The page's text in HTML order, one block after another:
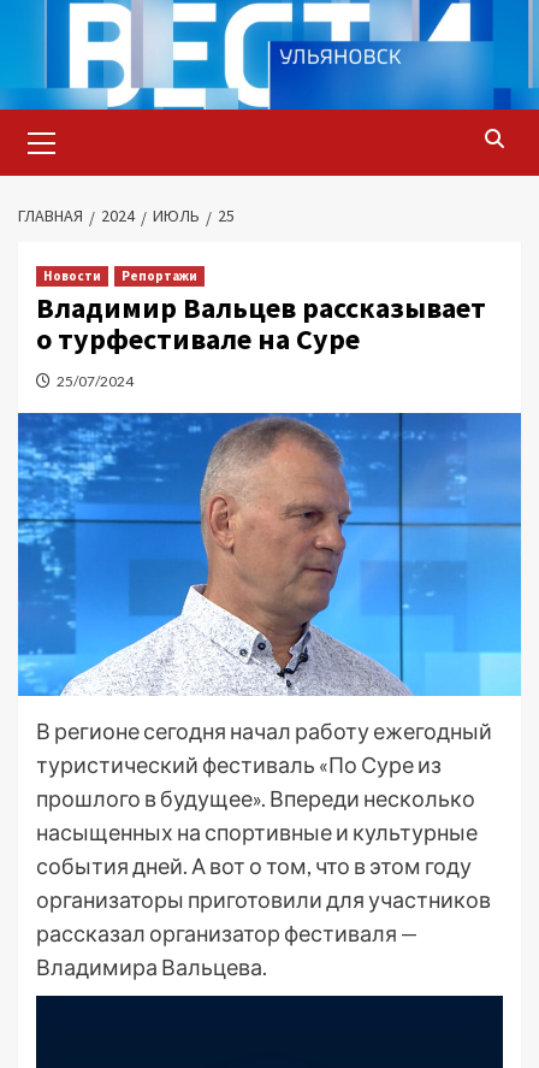
содержимому
меню
ГЛАВНАЯ 2024 ИЮЛЬ 25
Новости Репортажи
Владимир Вальцев рассказывает
о турфестивале на Суре
25/07/2024
В регионе сегодня начал работу ежегодный
туристический фестиваль «По Суре из
прошлого в будущее». Впереди несколько
насыщенных на спортивные и культурные
события дней. А вот о том, что в этом году
организаторы приготовили для участников
рассказал организатор фестиваля —
Владимира Вальцева.